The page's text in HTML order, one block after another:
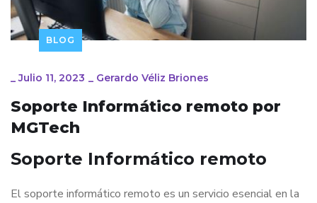
BLOG
_Julio 11, 2023 _ Gerardo Véliz Briones
Soporte Informático remoto por
MGTech
Soporte Informático remoto
El soporte informático remoto es un servicio esencial en la